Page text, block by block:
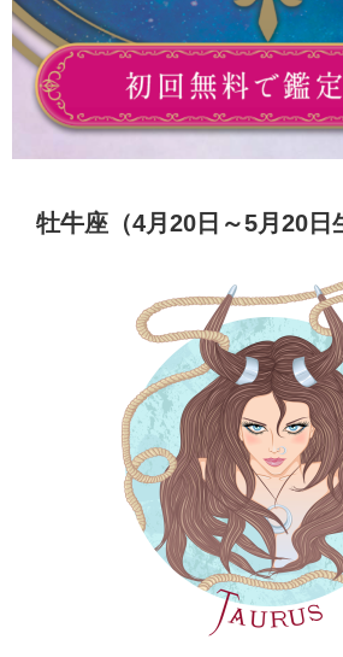
牡牛座（4月20日～5月20日